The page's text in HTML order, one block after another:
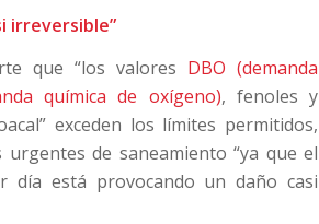
irreversible”
que “los valores DBO (demanda
química de oxígeno), fenoles y
exceden los límites permitidos,
de saneamiento “ya que el
está provocando un daño casi